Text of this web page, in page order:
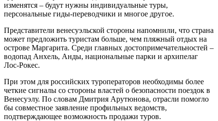
изменятся – будут нужны индивидуальные туры,
персональные гиды-переводчики и многое другое.
Представители венесуэльской стороны напомнили, что страна
может предложить туристам больше, чем пляжный отдых на
острове Маргарита. Среди главных достопримечательностей –
водопад Анхель, Анды, национальные парки и архипелаг
Лос-Рокес.
При этом для российских туроператоров необходимы более
четкие сигналы со стороны властей о безопасности поездок в
Венесуэлу. По словам Дмитрия Арутюнова, отрасли помогло
бы совместное заявление профильных ведомств,
подтверждающее возможность продажи туров.